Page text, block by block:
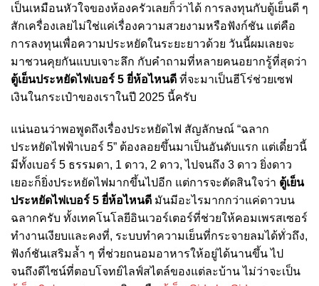
เป็นเหมือนหัวใจของห้องครัวเลยก็ว่าได้ การลงทุนกับตู้เย็นดี ๆ
สักเครื่องเลยไม่ใช่แค่เรื่องความสวยงามหรือฟังก์ชัน แต่คือ
การลงทุนเพื่อความประหยัดในระยะยาวด้วย วันนี้ผมเลยจะ
มาชวนคุยกันแบบเจาะลึก กับคำถามที่หลายคนอยากรู้ที่สุดว่า
ตู้เย็นประหยัดไฟเบอร์ 5 ยี่ห้อไหนดี ที่จะมาเป็นฮีโร่ช่วยเซฟ
เงินในกระเป๋าของเราในปี 2025 นี้ครับ
แน่นอนว่าพอพูดถึงเรื่องประหยัดไฟ สัญลักษณ์ “ฉลาก
ประหยัดไฟฟ้าเบอร์ 5” ต้องลอยขึ้นมาเป็นอันดับแรก แต่เดี๋ยวนี้
มีทั้งเบอร์ 5 ธรรมดา, 1 ดาว, 2 ดาว, ไปจนถึง 3 ดาว ยิ่งดาว
เยอะก็ยิ่งประหยัดไฟมากขึ้นไปอีก แต่การจะตัดสินใจว่า ตู้เย็น
ประหยัดไฟเบอร์ 5 ยี่ห้อไหนดี มันมีอะไรมากกว่าแค่ดาวบน
ฉลากครับ ทั้งเทคโนโลยีอินเวอร์เตอร์ที่ช่วยให้คอมเพรสเซอร์
ทำงานเงียบและคงที่, ระบบทำความเย็นที่กระจายลมได้ทั่วถึง,
ฟังก์ชันเสริมล้ำ ๆ ที่ช่วยถนอมอาหารให้อยู่ได้นานขึ้น ไป
จนถึงดีไซน์ที่ตอบโจทย์ไลฟ์สไตล์ของแต่ละบ้าน ไม่ว่าจะเป็น